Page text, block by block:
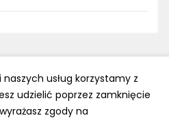
usług korzystamy z
udzielić poprzez zamknięcie
zgody na